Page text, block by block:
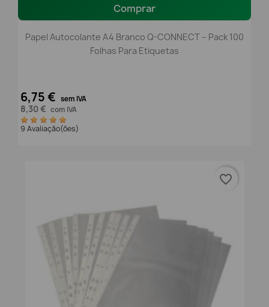
Comprar
Papel Autocolante A4 Branco Q-CONNECT – Pack 100
Folhas Para Etiquetas
6,75 € sem IVA
8,30 € com IVA
9 Avaliação(ões)
favorite_border